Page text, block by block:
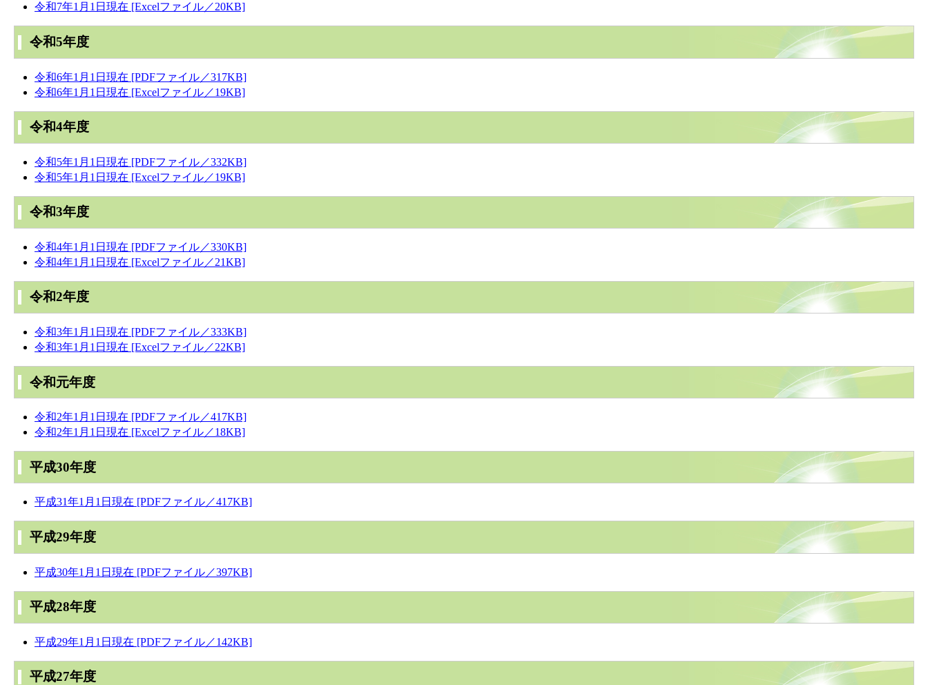
令和7年1月1日現在 [Excelファイル／20KB]
令和5年度
令和6年1月1日現在 [PDFファイル／317KB]
令和6年1月1日現在 [Excelファイル／19KB]
令和4年度
令和5年1月1日現在 [PDFファイル／332KB]
令和5年1月1日現在 [Excelファイル／19KB]
令和3年度
令和4年1月1日現在 [PDFファイル／330KB]
令和4年1月1日現在 [Excelファイル／21KB]
令和2年度
令和3年1月1日現在 [PDFファイル／333KB]
令和3年1月1日現在 [Excelファイル／22KB]
令和元年度
令和2年1月1日現在 [PDFファイル／417KB]
令和2年1月1日現在 [Excelファイル／18KB]
平成30年度
平成31年1月1日現在 [PDFファイル／417KB]
平成29年度
平成30年1月1日現在 [PDFファイル／397KB]
平成28年度
平成29年1月1日現在 [PDFファイル／142KB]
平成27年度